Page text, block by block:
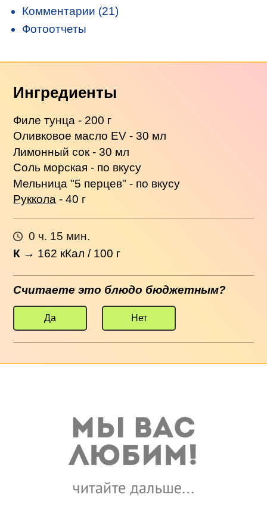
Комментарии (21)
Фотоотчеты
Ингредиенты
Филе тунца - 200 г
Оливковое масло EV - 30 мл
Лимонный сок - 30 мл
Соль морская - по вкусу
Мельница "5 перцев" - по вкусу
Руккола - 40 г
0 ч. 15 мин.
К → 162 кКал / 100 г
Считаете это блюдо бюджетным?
Да Нет